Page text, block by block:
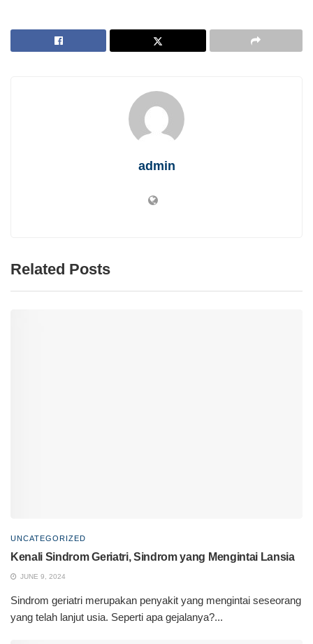
admin
Related Posts
UNCATEGORIZED
Kenali Sindrom Geriatri, Sindrom yang Mengintai Lansia
JUNE 9, 2024
Sindrom geriatri merupakan penyakit yang mengintai seseorang
yang telah lanjut usia. Seperti apa gejalanya?...